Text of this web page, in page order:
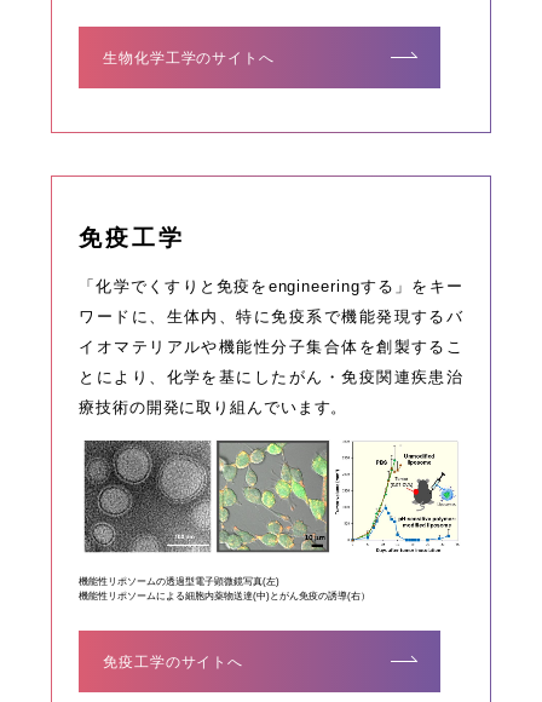
生物化学工学のサイトへ
免疫工学
「化学でくすりと免疫をengineeringする」をキー
ワードに、生体内、特に免疫系で機能発現するバ
イオマテリアルや機能性分子集合体を創製するこ
とにより、化学を基にしたがん・免疫関連疾患治
療技術の開発に取り組んでいます。
機能性リポソームの透過型電子顕微鏡写真(左)
機能性リポソームによる細胞内薬物送達(中)とがん免疫の誘導(右）
免疫工学のサイトへ